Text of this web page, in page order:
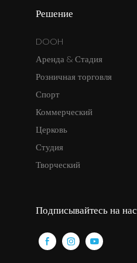
Решение
DOOH
Аренда & Стадия
Розничная торговля
Спорт
Коммерческий
Церковь
Студия
Творческий
Подписывайтесь на нас